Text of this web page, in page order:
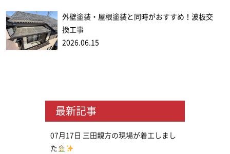
外壁塗装・屋根塗装と同時がおすすめ！波板交
換工事
2026.06.15
最新記事
07月17日 三田親方の現場が着工しまし
た